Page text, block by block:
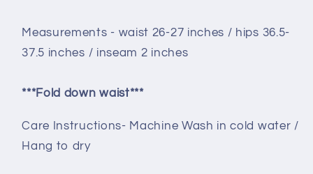
Measurements - waist 26-27 inches / hips 36.5-
37.5 inches / inseam 2 inches
***Fold down waist***
Care Instructions- Machine Wash in cold water /
Hang to dry